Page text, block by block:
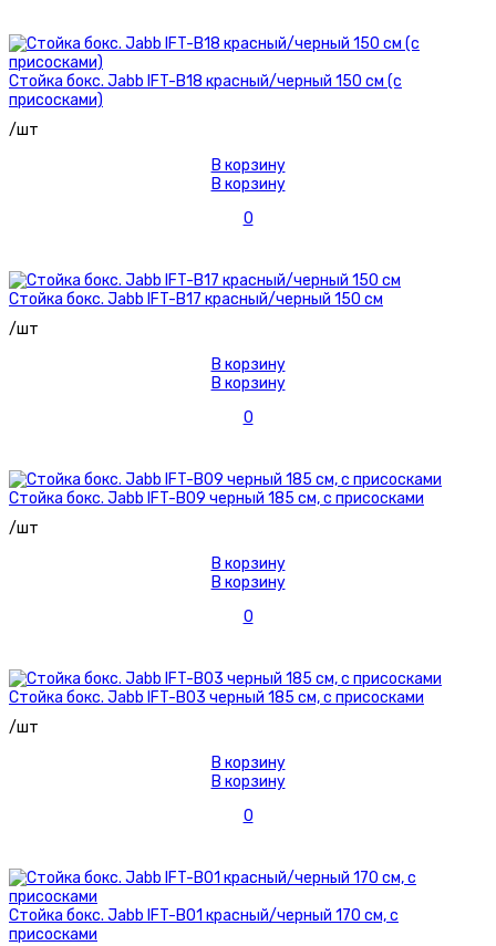
Стойка бокс. Jabb IFT-B18 красный/черный 150 см (с
присосками)
/шт
В корзину
В корзину
0
Стойка бокс. Jabb IFT-B17 красный/черный 150 см
/шт
В корзину
В корзину
0
Стойка бокс. Jabb IFT-B09 черный 185 см, с присосками
/шт
В корзину
В корзину
0
Стойка бокс. Jabb IFT-B03 черный 185 см, с присосками
/шт
В корзину
В корзину
0
Стойка бокс. Jabb IFT-B01 красный/черный 170 см, с
присосками